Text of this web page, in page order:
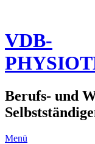
VDB-
Berufs- und
Menü